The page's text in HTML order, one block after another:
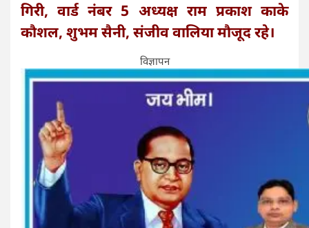
गिरी, वार्ड नंबर 5 अध्यक्ष राम प्रकाश काके
कौशल, शुभम सैनी, संजीव वालिया मौजूद रहे।
विज्ञापन